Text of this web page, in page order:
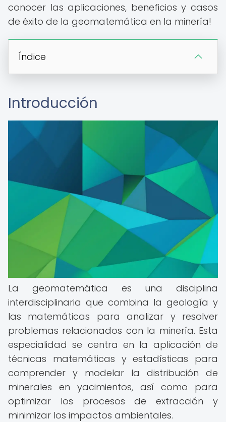
conocer las aplicaciones, beneficios y casos
de éxito de la geomatemática en la minería!
Índice
Introducción
La geomatemática es una disciplina
interdisciplinaria que combina la geología y
las matemáticas para analizar y resolver
problemas relacionados con la minería. Esta
especialidad se centra en la aplicación de
técnicas matemáticas y estadísticas para
comprender y modelar la distribución de
minerales en yacimientos, así como para
optimizar los procesos de extracción y
minimizar los impactos ambientales.